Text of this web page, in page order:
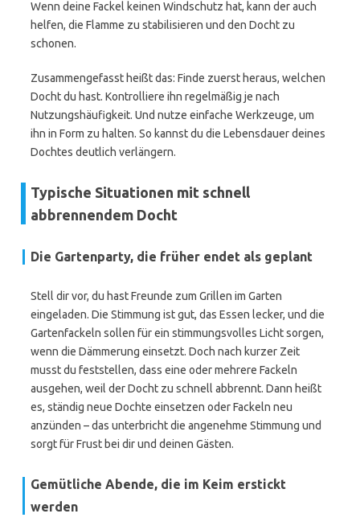
Wenn deine Fackel keinen Windschutz hat, kann der auch
helfen, die Flamme zu stabilisieren und den Docht zu
schonen.
Zusammengefasst heißt das: Finde zuerst heraus, welchen
Docht du hast. Kontrolliere ihn regelmäßig je nach
Nutzungshäufigkeit. Und nutze einfache Werkzeuge, um
ihn in Form zu halten. So kannst du die Lebensdauer deines
Dochtes deutlich verlängern.
Typische Situationen mit schnell
abbrennendem Docht
Die Gartenparty, die früher endet als geplant
Stell dir vor, du hast Freunde zum Grillen im Garten
eingeladen. Die Stimmung ist gut, das Essen lecker, und die
Gartenfackeln sollen für ein stimmungsvolles Licht sorgen,
wenn die Dämmerung einsetzt. Doch nach kurzer Zeit
musst du feststellen, dass eine oder mehrere Fackeln
ausgehen, weil der Docht zu schnell abbrennt. Dann heißt
es, ständig neue Dochte einsetzen oder Fackeln neu
anzünden – das unterbricht die angenehme Stimmung und
sorgt für Frust bei dir und deinen Gästen.
Gemütliche Abende, die im Keim erstickt
werden